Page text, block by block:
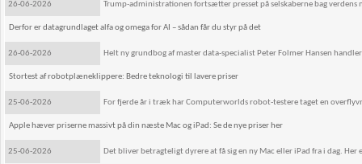
26-06-2026 Trump-administrationen fortsætter presset på selskaberne bag verdens
Derfor er datagrundlaget alfa og omega for AI – sådan får du styr på det
26-06-2026 Helt ny grundbog af master data-specialist Peter Folmer Hansen
Stortest af robotplæneklippere: Bedre teknologi til lavere priser
25-06-2026 For fjerde år i træk har Computerworlds robot-testere taget en
Apple hæver priserne massivt på din næste Mac og iPad: Se de nye priser her
25-06-2026 Det bliver betragteligt dyrere at få sig en ny Mac eller iPad fra i dag.